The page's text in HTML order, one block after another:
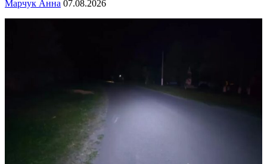
Марчук Анна 07.08.2026